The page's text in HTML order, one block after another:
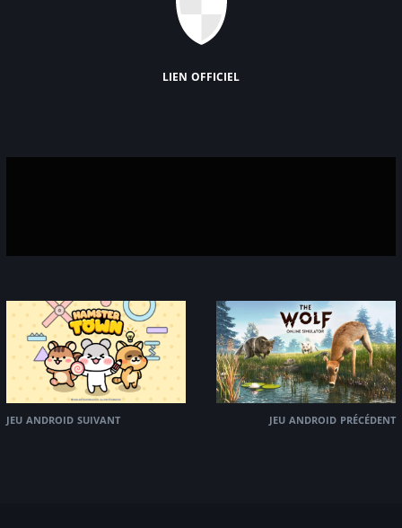
lien officiel
jeu android suivant jeu android précédent